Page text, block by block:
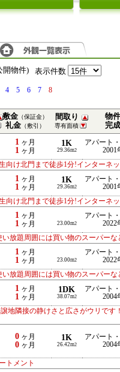
物件) 表示件数
4 5 6 7 8
敷金（保証金）
礼金（敷引）
間取り
専有面積
物
完
1 ヶ月
1 ヶ月
1K
29.36m2
アパート
2001
け北門まで徒歩1分!インターネ
1 ヶ月
1 ヶ月
1K
29.36m2
アパート
2001
け北門まで徒歩1分!インターネ
1 ヶ月
1 ヶ月 23.00m2
アパート
2022
放題周囲には買い物のスーパーな
1 ヶ月
1 ヶ月 23.00m2
アパート
2022
放題周囲には買い物のスーパーな
1 ヶ月
1 ヶ月
1DK
38.07m2
アパート
2004
隣接の静けさと広さがウリです
0ヶ月
0ヶ月
1K
26.42m2
アパート
2004
トメント